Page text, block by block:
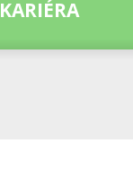
KARIÉRA